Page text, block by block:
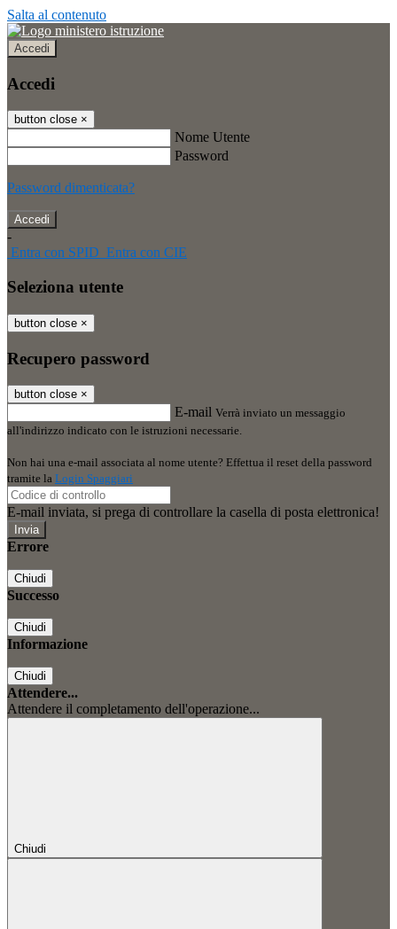
Salta al contenuto
Accedi
Accedi
button close ×
Nome Utente
Password
Password dimenticata?
-
Entra con SPID Entra con CIE
Seleziona utente
button close ×
Recupero password
button close ×
E-mail Verrà inviato un messaggio
all'indirizzo indicato con le istruzioni necessarie.
Non hai una e-mail associata al nome utente? Effettua il reset della password
tramite la Login Spaggiari
E-mail inviata, si prega di controllare la casella di posta elettronica!
Errore
Chiudi
Successo
Chiudi
Informazione
Chiudi
Attendere...
Attendere il completamento dell'operazione...
Chiudi